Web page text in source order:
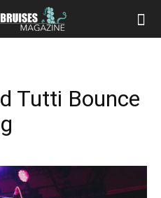
Tutti Bounce